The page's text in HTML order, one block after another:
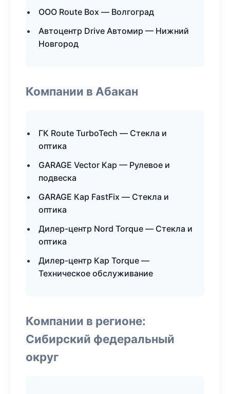
ООО Route Box — Волгоград
Автоцентр Drive Автомир — Нижний
Новгород
Компании в Абакан
ГК Route TurboTech — Стекла и
оптика
GARAGE Vector Кар — Рулевое и
подвеска
GARAGE Кар FastFix — Стекла и
оптика
Дилер-центр Nord Torque — Стекла и
оптика
Дилер-центр Кар Torque —
Техническое обслуживание
Компании в регионе:
Сибирский федеральный
округ